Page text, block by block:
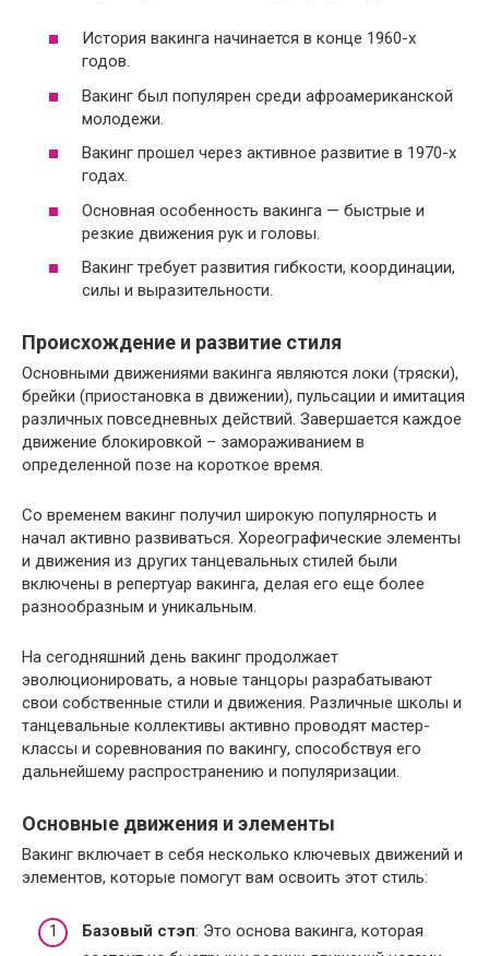
История вакинга начинается в конце 1960-х
годов.
Вакинг был популярен среди афроамериканской
молодежи.
Вакинг прошел через активное развитие в 1970-х
годах.
Основная особенность вакинга — быстрые и
резкие движения рук и головы.
Вакинг требует развития гибкости, координации,
силы и выразительности.
Происхождение и развитие стиля
Основными движениями вакинга являются локи (тряски),
брейки (приостановка в движении), пульсации и имитация
различных повседневных действий. Завершается каждое
движение блокировкой – замораживанием в
определенной позе на короткое время.
Со временем вакинг получил широкую популярность и
начал активно развиваться. Хореографические элементы
и движения из других танцевальных стилей были
включены в репертуар вакинга, делая его еще более
разнообразным и уникальным.
На сегодняшний день вакинг продолжает
эволюционировать, а новые танцоры разрабатывают
свои собственные стили и движения. Различные школы и
танцевальные коллективы активно проводят мастер-
классы и соревнования по вакингу, способствуя его
дальнейшему распространению и популяризации.
Основные движения и элементы
Вакинг включает в себя несколько ключевых движений и
элементов, которые помогут вам освоить этот стиль:
Базовый стэп: Это основа вакинга, которая